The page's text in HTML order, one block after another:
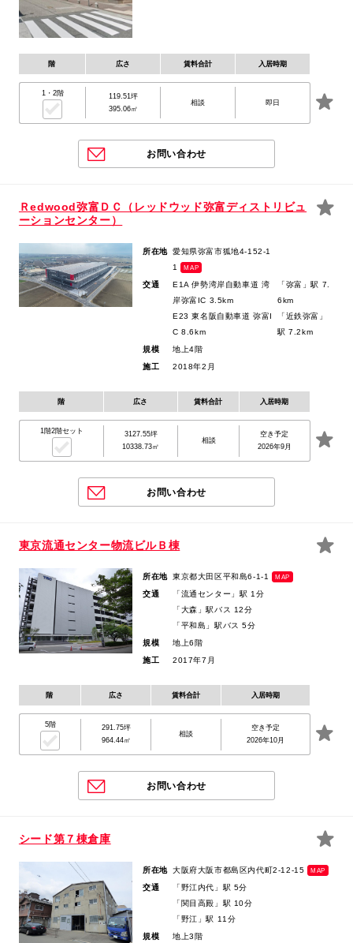
階 広さ 賃料合計 入居時期
1・2階
119.51坪
395.06㎡
相談 即日
お問い合わせ
Ｒedwood弥富ＤＣ（レッドウッド弥富ディストリビュ
ーションセンター）
所在地 愛知県弥富市狐地4-152-1
1
MAP
交通
E1A 伊勢湾岸自動車道 湾
岸弥富IC 3.5km
E23 東名阪自動車道 弥富I
C 8.6km
「弥富」駅 7.
6km
「近鉄弥富」
駅 7.2km
規模
地上4階
施工
2018年2月
階 広さ 賃料合計 入居時期
1階2階セット
3127.55坪
10338.73㎡
相談
空き予定
2026年9月
お問い合わせ
東京流通センター物流ビルＢ棟
所在地 東京都大田区平和島6-1-1 MAP
交通
「流通センター」駅 1分
「大森」駅バス 12分
「平和島」駅バス 5分
規模
地上6階
施工
2017年7月
階 広さ 賃料合計 入居時期
5階
291.75坪
964.44㎡
相談
空き予定
2026年10月
お問い合わせ
シード第７棟倉庫
所在地 大阪府大阪市都島区内代町2-12-15 MAP
交通
「野江内代」駅 5分
「関目高殿」駅 10分
「野江」駅 11分
規模
地上3階